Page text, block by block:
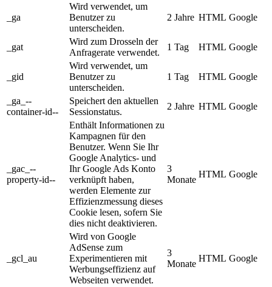
_ga
Wird verwendet, um
Benutzer zu
unterscheiden.
2 Jahre HTML Google
_gat
Wird zum Drosseln der
Anfragerate verwendet.
1 Tag HTML Google
_gid
Wird verwendet, um
Benutzer zu
unterscheiden.
1 Tag HTML Google
_ga_--
container-id--
Speichert den aktuellen
Sessionstatus.
2 Jahre HTML Google
_gac_--
property-id--
Enthält Informationen zu
Kampagnen für den
Benutzer. Wenn Sie Ihr
Google Analytics- und
Ihr Google Ads Konto
verknüpft haben,
werden Elemente zur
Effizienzmessung dieses
Cookie lesen, sofern Sie
dies nicht deaktivieren.
3
Monate
HTML Google
_gcl_au
Wird von Google
AdSense zum
Experimentieren mit
Werbungseffizienz auf
Webseiten verwendet.
3
Monate
HTML Google